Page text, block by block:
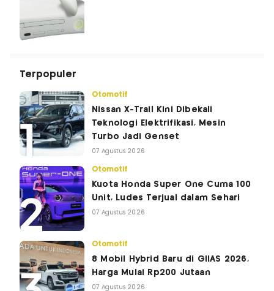
Terpopuler
Otomotif
Nissan X-Trail Kini Dibekali
Teknologi Elektrifikasi, Mesin
Turbo Jadi Genset
07 Agustus 2026
Otomotif
Kuota Honda Super One Cuma 100
Unit, Ludes Terjual dalam Sehari
07 Agustus 2026
Otomotif
8 Mobil Hybrid Baru di GIIAS 2026,
Harga Mulai Rp200 Jutaan
07 Agustus 2026